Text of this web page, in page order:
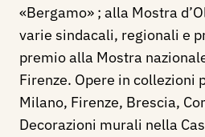
«Bergamo» ; alla Mostra
varie sindacali, regionali e
premio alla Mostra
Firenze. Opere in collezioni
Milano, Firenze, Brescia,
Decorazioni murali nella